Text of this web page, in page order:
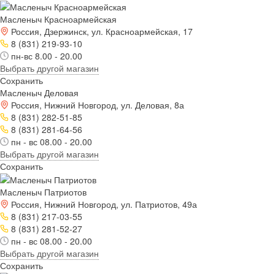
Масленыч Красноармейская
Россия, Дзержинск, ул. Красноармейская, 17
8 (831) 219-93-10
пн-вс 8.00 - 20.00
Выбрать другой магазин
Сохранить
Масленыч Деловая
Россия, Нижний Новгород, ул. Деловая, 8а
8 (831) 282-51-85
8 (831) 281-64-56
пн - вс 08.00 - 20.00
Выбрать другой магазин
Сохранить
Масленыч Патриотов
Россия, Нижний Новгород, ул. Патриотов, 49а
8 (831) 217-03-55
8 (831) 281-52-27
пн - вс 08.00 - 20.00
Выбрать другой магазин
Сохранить